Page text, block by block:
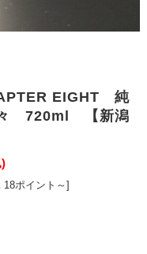
EIGHT 純
々 720ml 【新潟
18ポイント～]